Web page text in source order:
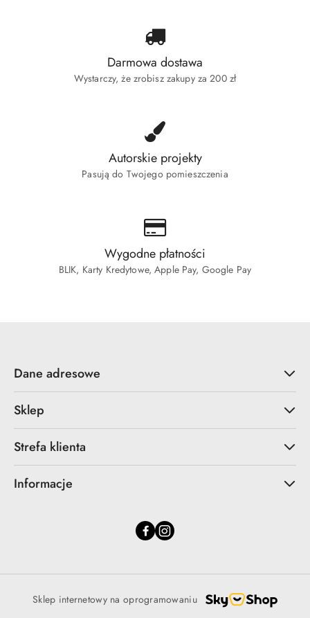
Darmowa dostawa
Wystarczy, że zrobisz zakupy za 200 zł
Autorskie projekty
Pasują do Twojego pomieszczenia
Wygodne płatności
BLIK, Karty Kredytowe, Apple Pay, Google Pay
Dane adresowe
Sklep
Strefa klienta
Informacje
Sklep internetowy na oprogramowaniu